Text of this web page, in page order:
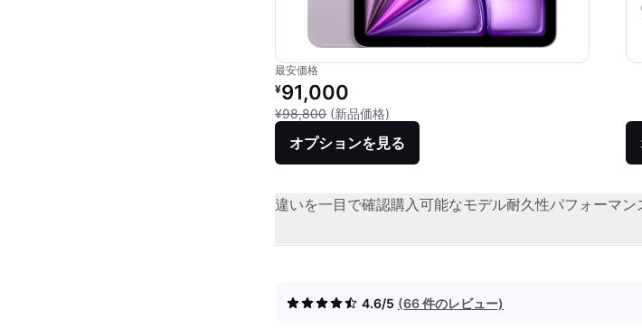
最安価格
リファービッシュ品の価格：
¥91,000
¥98,800 (新品価格)
オプションを見る
違いを一目で確認購入可能なモデル耐久性パフォーマン
4.6/5 (66 件のレビュー)